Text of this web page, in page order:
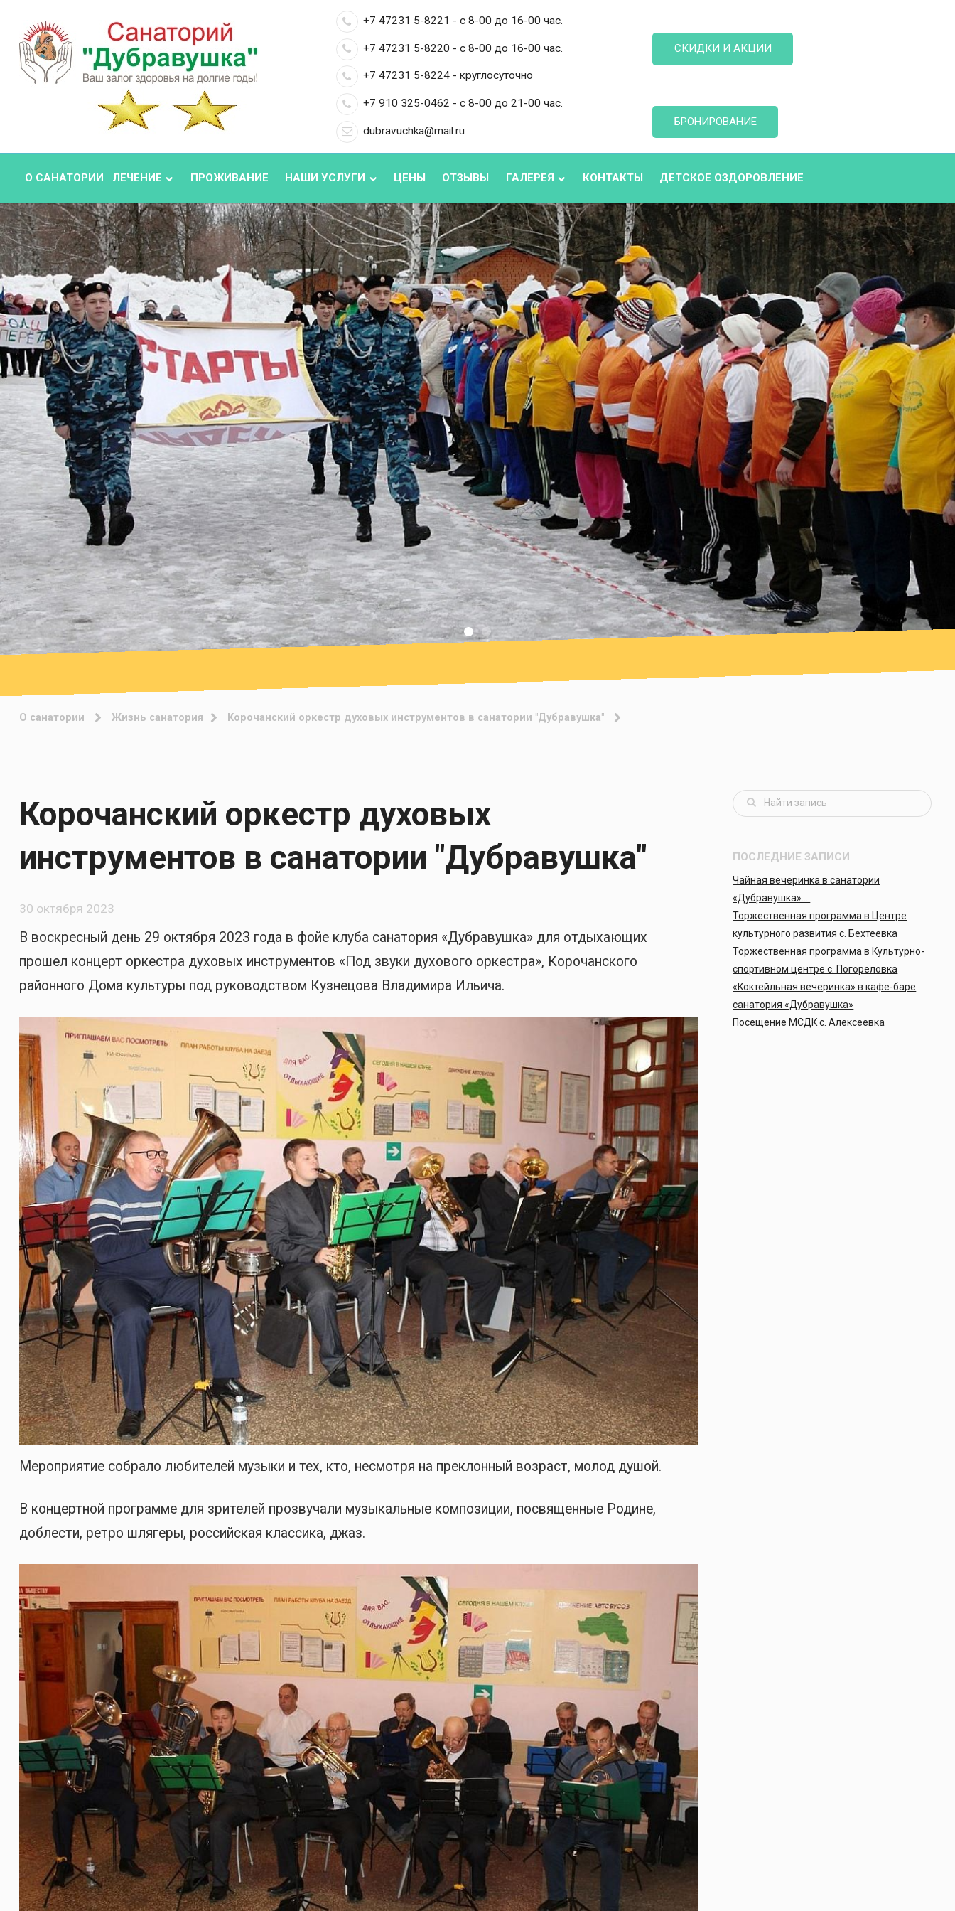
+7 47231 5-8221 - с 8-00 до 16-00 час.
+7 47231 5-8220 - с 8-00 до 16-00 час.
+7 47231 5-8224 - круглосуточно
+7 910 325-0462 - с 8-00 до 21-00 час.
dubravuchka@mail.ru
СКИДКИ И АКЦИИ
БРОНИРОВАНИЕ
О САНАТОРИИ ЛЕЧЕНИЕ ПРОЖИВАНИЕ НАШИ УСЛУГИ ЦЕНЫ ОТЗЫВЫ ГАЛЕРЕЯ КОНТАКТЫ ДЕТСКОЕ ОЗДОРОВЛЕНИЕ
О санатории Жизнь санатория Корочанский оркестр духовых инструментов в санатории "Дубравушка"
Корочанский оркестр духовых
инструментов в санатории "Дубравушка"
30 октября 2023
В воскресный день 29 октября 2023 года в фойе клуба санатория «Дубравушка» для отдыхающих
прошел концерт оркестра духовых инструментов «Под звуки духового оркестра», Корочанского
районного Дома культуры под руководством Кузнецова Владимира Ильича.
Мероприятие собрало любителей музыки и тех, кто, несмотря на преклонный возраст, молод душой.
В концертной программе для зрителей прозвучали музыкальные композиции, посвященные Родине,
доблести, ретро шлягеры, российская классика, джаз.
ПОСЛЕДНИЕ ЗАПИСИ
Чайная вечеринка в санатории
«Дубравушка»….
Торжественная программа в Центре
культурного развития с. Бехтеевка
Торжественная программа в Культурно-
спортивном центре с. Погореловка
«Коктейльная вечеринка» в кафе-баре
санатория «Дубравушка»
Посещение МСДК с. Алексеевка